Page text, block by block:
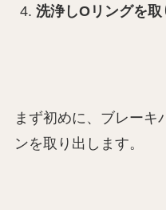
洗浄しOリングを取
まず初めに、ブレーキ
ンを取り出します。